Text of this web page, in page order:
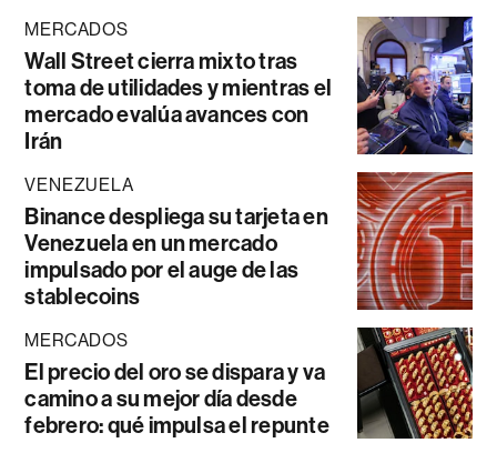
MERCADOS
Wall Street cierra mixto tras
toma de utilidades y mientras el
mercado evalúa avances con
Irán
VENEZUELA
Binance despliega su tarjeta en
Venezuela en un mercado
impulsado por el auge de las
stablecoins
MERCADOS
El precio del oro se dispara y va
camino a su mejor día desde
febrero: qué impulsa el repunte